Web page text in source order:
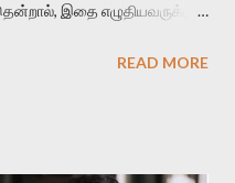
இதை எழுதியவருக்கும்
பொதிந்து பெரும்பெயல்
READ MORE